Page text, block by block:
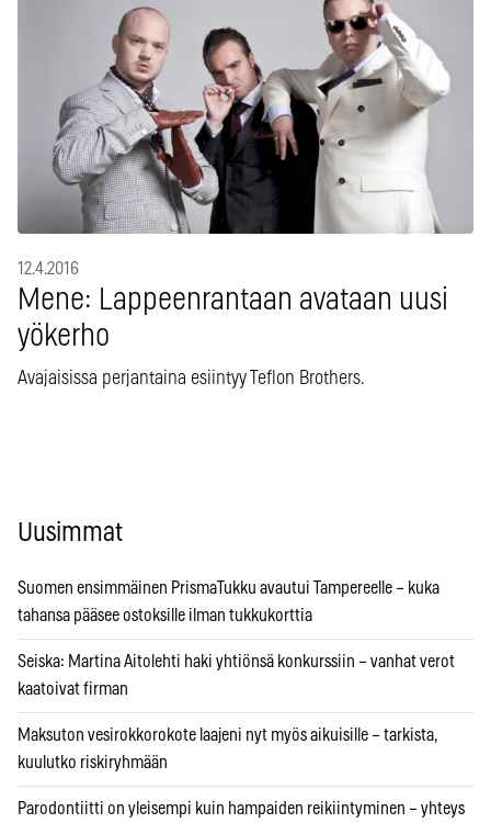
12.4.2016
Mene: Lappeenrantaan avataan uusi
yökerho
Avajaisissa perjantaina esiintyy Teflon Brothers.
Uusimmat
Suomen ensimmäinen PrismaTukku avautui Tampereelle – kuka
tahansa pääsee ostoksille ilman tukkukorttia
Seiska: Martina Aitolehti haki yhtiönsä konkurssiin – vanhat verot
kaatoivat firman
Maksuton vesirokkorokote laajeni nyt myös aikuisille – tarkista,
kuulutko riskiryhmään
Parodontiitti on yleisempi kuin hampaiden reikiintyminen – yhteys